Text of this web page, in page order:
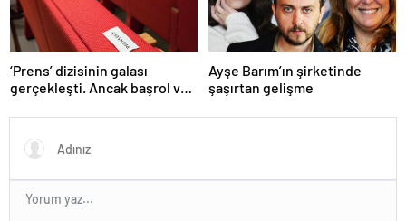
‘Prens’ dizisinin galası
gerçekleşti. Ancak başrol ve
Ayşe Barım’ın şirketinde
şaşırtan gelişme